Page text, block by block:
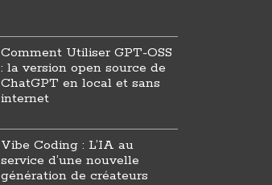
Comment Utiliser GPT-OSS
: la version open source de
ChatGPT en local et sans
internet
Vibe Coding : L’IA au
service d’une nouvelle
génération de créateurs